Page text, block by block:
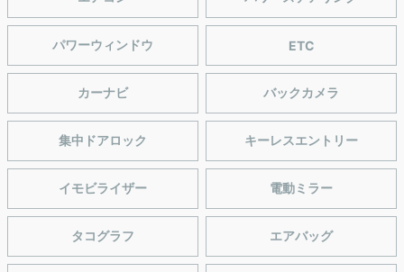
パワーウィンドウ ETC
カーナビ バックカメラ
集中ドアロック キーレスエントリー
イモビライザー 電動ミラー
タコグラフ エアバッグ